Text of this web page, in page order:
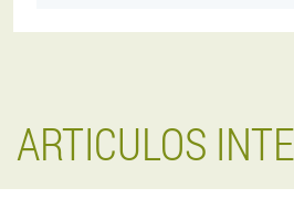
ARTICULOS